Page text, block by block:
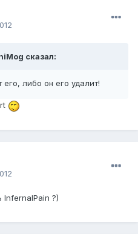
сказал:
его, либо он его удалит!
InfernalPain ?)